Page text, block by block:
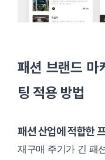
패션 브랜드 마
팅 적용 방법
패션 산업에 적합한
재구매 주기가 긴 패